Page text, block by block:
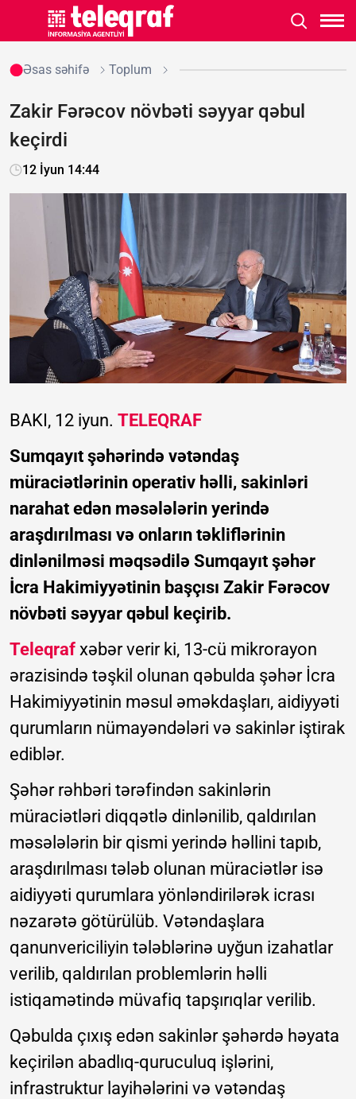
Əsas səhifə Toplum
Zakir Fərəcov növbəti səyyar qəbul
keçirdi
12 İyun 14:44
BAKI, 12 iyun. TELEQRAF
Sumqayıt şəhərində vətəndaş
müraciətlərinin operativ həlli, sakinləri
narahat edən məsələlərin yerində
araşdırılması və onların təkliflərinin
dinlənilməsi məqsədilə Sumqayıt şəhər
İcra Hakimiyyətinin başçısı Zakir Fərəcov
növbəti səyyar qəbul keçirib.
Teleqraf xəbər verir ki, 13-cü mikrorayon
ərazisində təşkil olunan qəbulda şəhər İcra
Hakimiyyətinin məsul əməkdaşları, aidiyyəti
qurumların nümayəndələri və sakinlər iştirak
ediblər.
Şəhər rəhbəri tərəfindən sakinlərin
müraciətləri diqqətlə dinlənilib, qaldırılan
məsələlərin bir qismi yerində həllini tapıb,
araşdırılması tələb olunan müraciətlər isə
aidiyyəti qurumlara yönləndirilərək icrası
nəzarətə götürülüb. Vətəndaşlara
qanunvericiliyin tələblərinə uyğun izahatlar
verilib, qaldırılan problemlərin həlli
istiqamətində müvafiq tapşırıqlar verilib.
Qəbulda çıxış edən sakinlər şəhərdə həyata
keçirilən abadlıq-quruculuq işlərini,
infrastruktur layihələrini və vətəndaş